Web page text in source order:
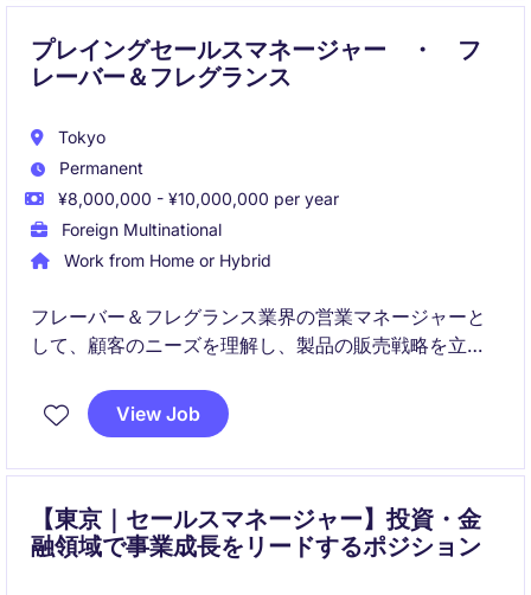
プレイングセールスマネージャー ・ フ
レーバー＆フレグランス
Tokyo
Permanent
¥8,000,000 - ¥10,000,000 per year
Foreign Multinational
Work from Home or Hybrid
フレーバー＆フレグランス業界の営業マネージャーと
して、顧客のニーズを理解し、製品の販売戦略を立
の主要な顧客との関係構築を推進します。
View Job
【東京｜セールスマネージャー】投資・金
融領域で事業成長をリードするポジション